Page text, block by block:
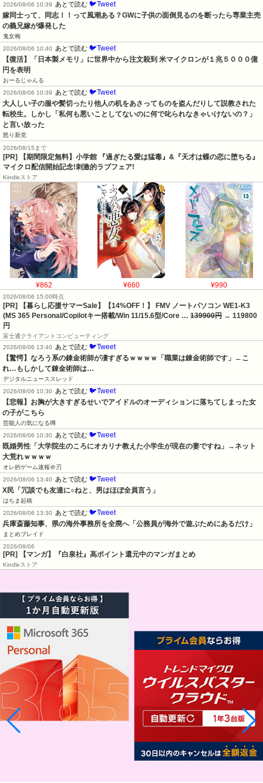
2026/08/06 10:39 あとで読む 🐦Tweet
嫁同士って、同志！！って風潮ある？GWに子供の面倒見るのを断ったら専業主売
の義兄嫁が爆発した
鬼女梅
2026/08/06 10:40
あとで読む 🐦Tweet
【復活】「日本製メモリ」に世界中から注文殺到 米マイクロンが１兆５０００億
円を表明
おーるじゃんる
2026/08/06 10:39
あとで読む 🐦Tweet
大人しい子の服や髪切ったり他人の机をあさってものを盗んだりして説教された
転校生。しかし「私何も悪いことしてないのに何で叱られなきゃいけないの？」
と言い放った
怒り新党
2026/08/15まで
[PR] 【期間限定無料】小学館 『過ぎたる愛は猛毒』&『天才は蝶の恋に堕ちる』
マイクロ配信開始記念!刺激的ラブフェア!
Kindleストア
¥862 ¥660 ¥990
2026/08/06 15:00時点
[PR] 【暮らし応援サマーSale】【14%OFF！】 FMV ノートパソコン WE1-K3
(MS 365 Personal/Copilotキー搭載/Win 11/15.6型/Core … 139900円 → 119800
円
富士通クライアントコンピューティング
2026/08/06 13:40
あとで読む 🐦Tweet
【驚愕】なろう系の錬金術師が凄すぎるｗｗｗｗ「職業は錬金術師です」←こ
れ…もしかして錬金術師は…
デジタルニューススレッド
2026/08/06 10:30
あとで読む 🐦Tweet
【悲報】お胸が大きすぎるせいでアイドルのオーディションに落ちてしまった女
の子がこちら
芸能人の気になる噂
2026/08/06 10:30
あとで読む 🐦Tweet
既婚男性「大学院生のころにオカリナ教えた小学生が現在の妻ですね」→ネット
大荒れｗｗｗｗ
オレ的ゲーム速報＠刃
2026/08/06 13:40
あとで読む 🐦Tweet
X民「冗談でも友達に○ねと、男はほぼ全員言う」
はちま起稿
2026/08/06 13:30
あとで読む 🐦Tweet
兵庫斎藤知事、県の海外事務所を全廃へ「公務員が海外で遊ぶためにあるだけ」
まとめブレイド
2026/08/06
[PR] 【マンガ】『白泉社』高ポイント還元中のマンガまとめ
Kindleストア